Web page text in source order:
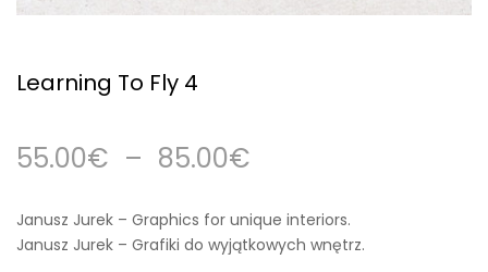
Learning To Fly 4
55.00€ – 85.00€
Janusz Jurek – Graphics for unique interiors.
Janusz Jurek – Grafiki do wyjątkowych wnętrz.